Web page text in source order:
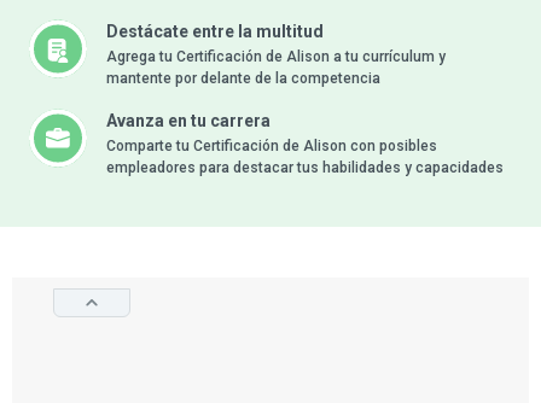
Destácate entre la multitud
Agrega tu Certificación de Alison a tu currículum y
mantente por delante de la competencia
Avanza en tu carrera
Comparte tu Certificación de Alison con posibles
empleadores para destacar tus habilidades y capacidades